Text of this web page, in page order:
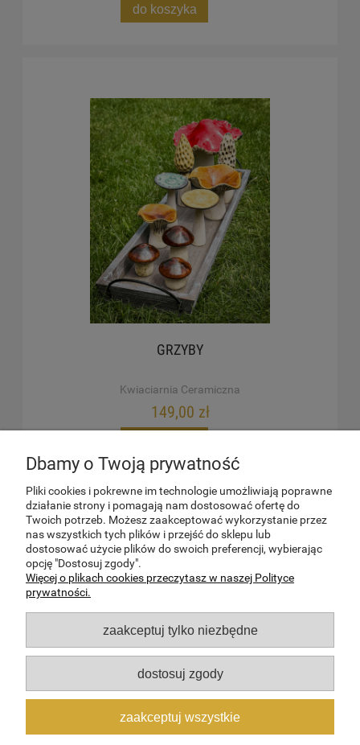
do koszyka
GRZYBY
Kwiaciarnia Ceramiczna
149,00 zł
TWOJE KONTO
SPRAWY FORMALNE
O NAS
Ceramicznej
Wszystkie prawa zastrzeżone
Dbamy o Twoją prywatność
Pliki cookies i pokrewne im technologie umożliwiają poprawne
działanie strony i pomagają nam dostosować ofertę do
Twoich potrzeb. Możesz zaakceptować wykorzystanie przez
nas wszystkich tych plików i przejść do sklepu lub
dostosować użycie plików do swoich preferencji, wybierając
opcję "Dostosuj zgody".
Więcej o plikach cookies przeczytasz w naszej Polityce
prywatności.
zaakceptuj tylko niezbędne
dostosuj zgody
zaakceptuj wszystkie